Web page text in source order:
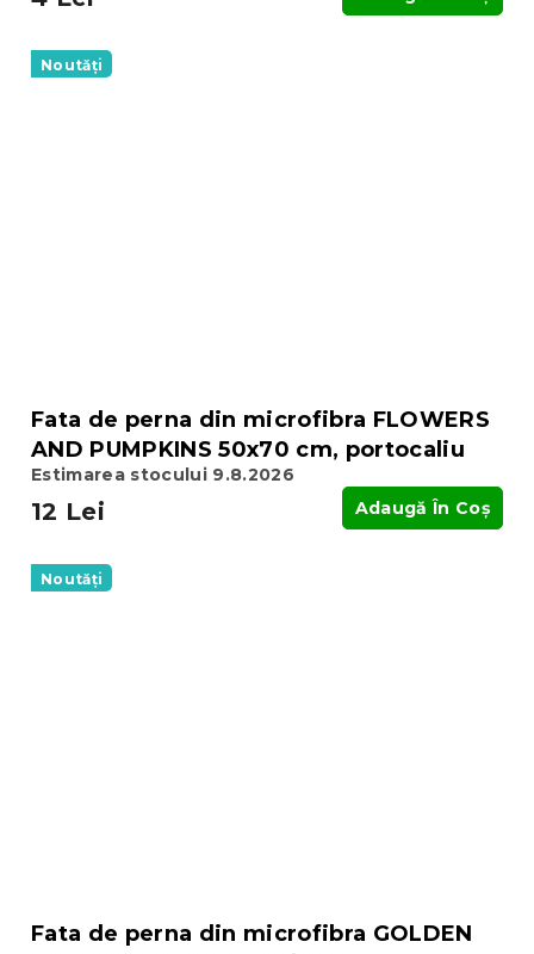
Noutăți
Fata de perna din microfibra FLOWERS
AND PUMPKINS 50x70 cm, portocaliu
Estimarea stocului 9.8.2026
12 Lei Adaugă În Coş
Noutăți
Fata de perna din microfibra GOLDEN